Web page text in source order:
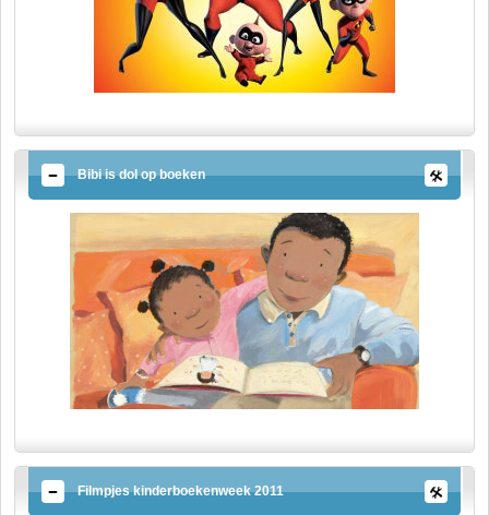
Bibi is dol op boeken
Filmpjes kinderboekenweek 2011